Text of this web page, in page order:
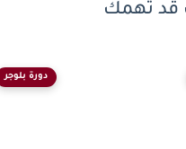
قد تهمك
دورة بلوجر